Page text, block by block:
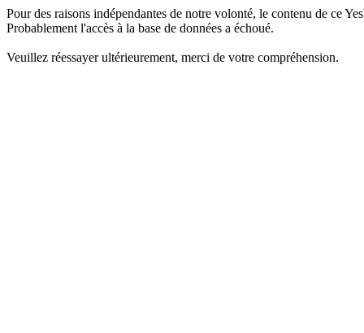
Pour des raisons indépendantes de notre volonté, le contenu de ce
Probablement l'accès à la base de données a échoué.
Veuillez réessayer ultérieurement, merci de votre compréhension.